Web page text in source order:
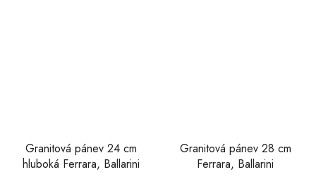
Granitová pánev 24 cm
hluboká Ferrara, Ballarini
Granitová pánev 28 cm
Ferrara, Ballarini